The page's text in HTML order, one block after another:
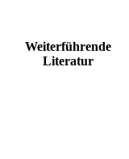
Weiterführende
Literatur